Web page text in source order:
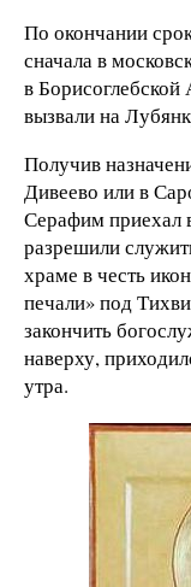
По окончании
сначала в
в
вызвали на
Получив
Дивеево или в
Серафим приехал
разрешили
храме в честь
печали» под
закончить
наверху,
утра.